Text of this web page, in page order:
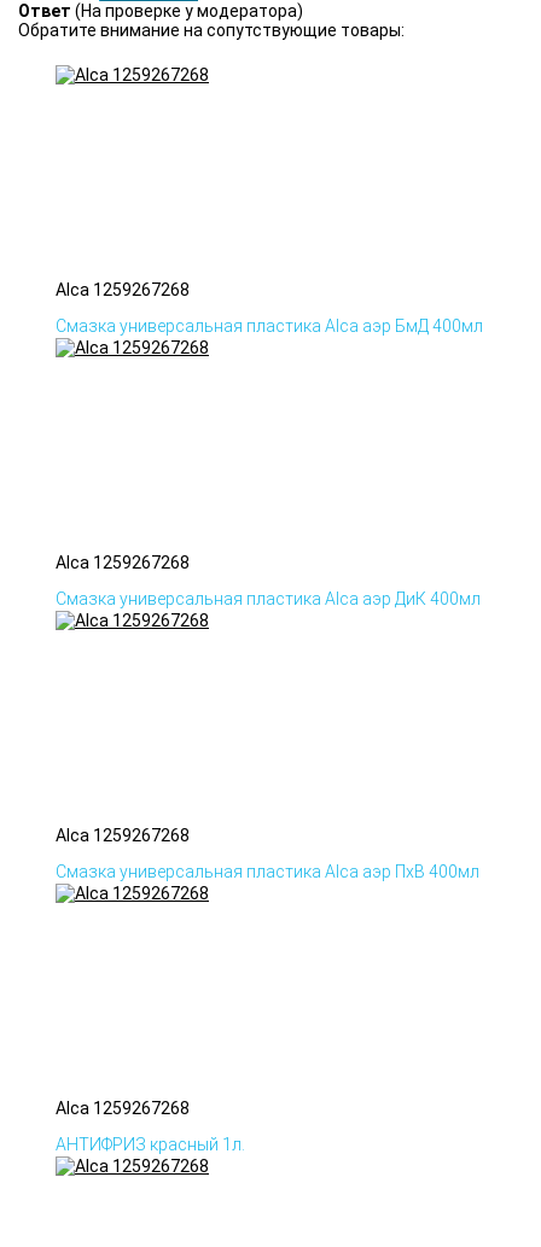
Ответ (На проверке у модератора)
Обратите внимание на сопутствующие товары:
Alca 1259267268
Смазка универсальная пластика Alca аэр БмД 400мл
Alca 1259267268
Смазка универсальная пластика Alca аэр ДиК 400мл
Alca 1259267268
Смазка универсальная пластика Alca аэр ПхВ 400мл
Alca 1259267268
АНТИФРИЗ красный 1л.